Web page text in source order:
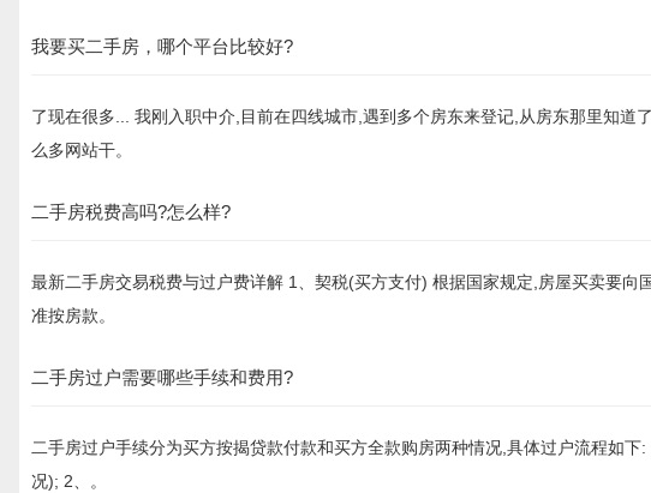
我要买二手房，哪个平台比较好?
了现在很多... 我刚入职中介,目前在四线城市,遇到多个房东来登记,从房东那里知
么多网站干。
二手房税费高吗?怎么样?
最新二手房交易税费与过户费详解 1、契税(买方支付) 根据国家规定,房屋买卖要
准按房款。
二手房过户需要哪些手续和费用?
二手房过户手续分为买方按揭贷款付款和买方全款购房两种情况,具体过户流程如
况); 2、。